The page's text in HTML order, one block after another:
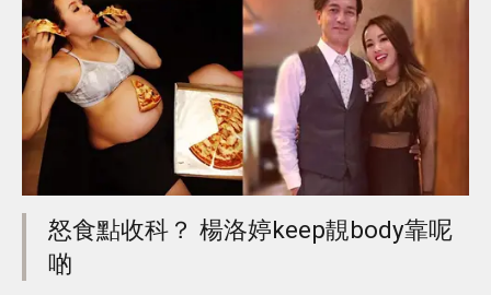
怒食點收科？ 楊洛婷keep靚body靠呢
啲